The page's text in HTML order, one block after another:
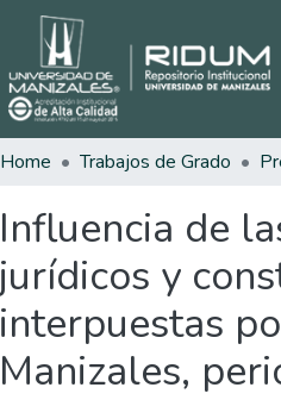
Home Trabajos de Grado
Influencia de
jurídicos y
interpuestas
Manizales,